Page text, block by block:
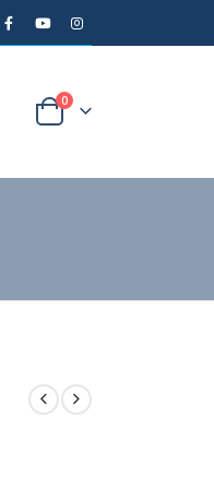
0